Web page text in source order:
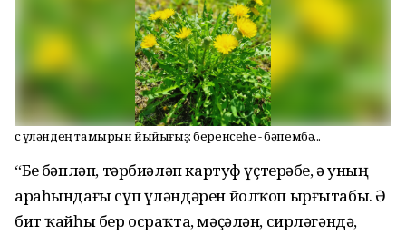
Өс үләндең тамырын йыйығыҙ: беренсеһе - бәпембә...
“Беҙ бәпләп, тәрбиәләп картуф үҫтерәбеҙ, ә уның
араһындағы сүп үләндәрен йолҡоп ырғытабыҙ. Ә
бит ҡайһы бер осраҡта, мәҫәлән, сирләгәндә,